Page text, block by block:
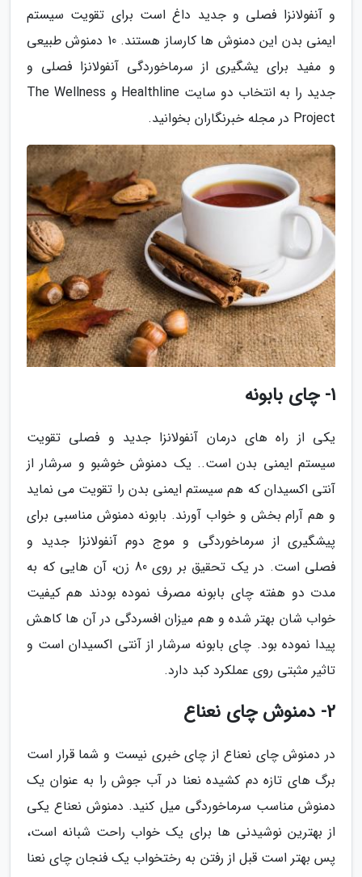
و آنفولانزا فصلی و جدید داغ است برای تقویت سیستم
ایمنی بدن این دمنوش ها کارساز هستند. 10 دمنوش طبیعی
و مفید برای یشگیری از سرماخوردگی آنفولانزا فصلی و
جدید را به انتخاب دو سایت Healthline و The Wellness
Project در مجله خبرنگاران بخوانید.
1- چای بابونه
یکی از راه های درمان آنفولانزا جدید و فصلی تقویت
سیستم ایمنی بدن است.. یک دمنوش خوشبو و سرشار از
آنتی اکسیدان که هم سیستم ایمنی بدن را تقویت می نماید
و هم آرام بخش و خواب آورند. بابونه دمنوش مناسبی برای
پیشگیری از سرماخوردگی و موج دوم آنفولانزا جدید و
فصلی است. در یک تحقیق بر روی 80 زن، آن هایی که به
مدت دو هفته چای بابونه مصرف نموده بودند هم کیفیت
خواب شان بهتر شده و هم میزان افسردگی در آن ها کاهش
پیدا نموده بود. چای بابونه سرشار از آنتی اکسیدان است و
تاثیر مثبتی روی عملکرد کبد دارد.
2- دمنوش چای نعناع
در دمنوش چای نعناع از چای خبری نیست و شما قرار است
برگ های تازه دم کشیده نعنا در آب جوش را به عنوان یک
دمنوش مناسب سرماخوردگی میل کنید. دمنوش نعناع یکی
از بهترین نوشیدنی ها برای یک خواب راحت شبانه است،
پس بهتر است قبل از رفتن به رختخواب یک فنجان چای نعنا